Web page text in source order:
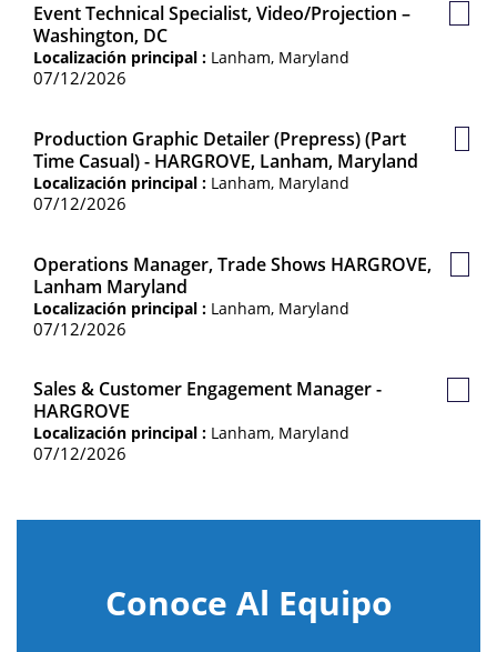
Event Technical Specialist, Video/Projection –
Washington, DC
Localización principal : Lanham, Maryland
07/12/2026
Production Graphic Detailer (Prepress) (Part
Time Casual) - HARGROVE, Lanham, Maryland
Localización principal : Lanham, Maryland
07/12/2026
Operations Manager, Trade Shows HARGROVE,
Lanham Maryland
Localización principal : Lanham, Maryland
07/12/2026
Sales & Customer Engagement Manager -
HARGROVE
Localización principal : Lanham, Maryland
07/12/2026
Conoce Al Equipo